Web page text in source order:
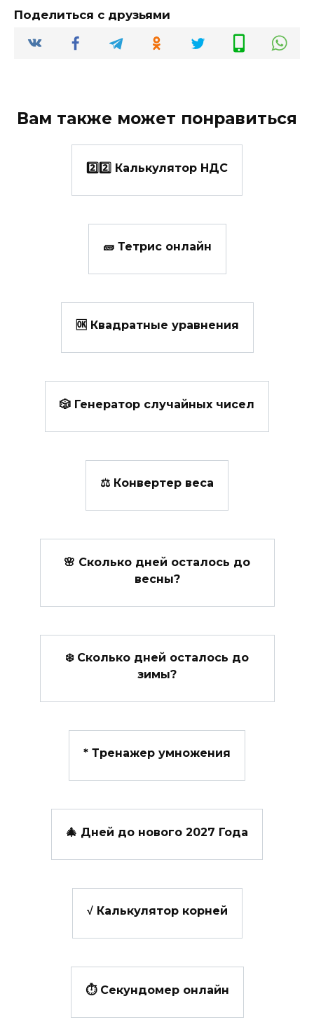
Поделиться с друзьями
Вам также может понравиться
2️⃣2️⃣ Калькулятор НДС
🧱 Тетрис онлайн
🆗 Квадратные уравнения
🎲 Генератор случайных чисел
⚖️ Конвертер веса
🌸 Сколько дней осталось до
весны?
❄️ Сколько дней осталось до
зимы?
*️ Тренажер умножения
🎄 Дней до нового 2027 Года
√ Калькулятор корней
⏱️ Секундомер онлайн